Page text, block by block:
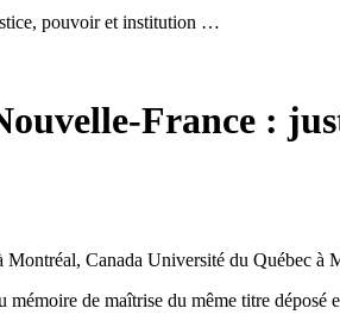
pouvoir et institution …
France :
Montréal, Canada Université du Québec à
de maîtrise du même titre déposé